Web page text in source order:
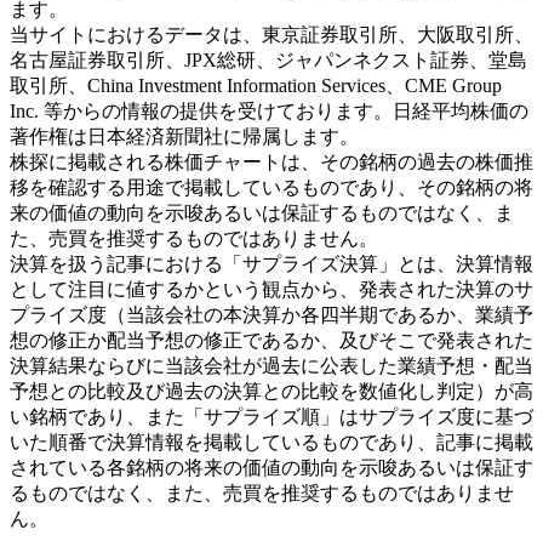
ます。
当サイトにおけるデータは、東京証券取引所、大阪取引所、
名古屋証券取引所、JPX総研、ジャパンネクスト証券、堂島
取引所、China Investment Information Services、CME Group
Inc. 等からの情報の提供を受けております。日経平均株価の
著作権は日本経済新聞社に帰属します。
株探に掲載される株価チャートは、その銘柄の過去の株価推
移を確認する用途で掲載しているものであり、その銘柄の将
来の価値の動向を示唆あるいは保証するものではなく、ま
た、売買を推奨するものではありません。
決算を扱う記事における「サプライズ決算」とは、決算情報
として注目に値するかという観点から、発表された決算のサ
プライズ度（当該会社の本決算か各四半期であるか、業績予
想の修正か配当予想の修正であるか、及びそこで発表された
決算結果ならびに当該会社が過去に公表した業績予想・配当
予想との比較及び過去の決算との比較を数値化し判定）が高
い銘柄であり、また「サプライズ順」はサプライズ度に基づ
いた順番で決算情報を掲載しているものであり、記事に掲載
されている各銘柄の将来の価値の動向を示唆あるいは保証す
るものではなく、また、売買を推奨するものではありませ
ん。